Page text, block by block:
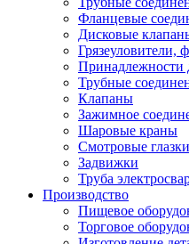
Фланцевые
Дисковые
Грязеуловители,
Принадлежности
Трубные
Клапаны
Зажимное
Шаровые краны
Смотровые глазки
Задвижки
Труба
Производство
Пищевое
Торговое